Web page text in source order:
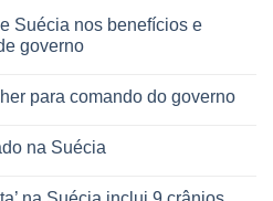
Suécia nos benefícios e
governo
para comando do governo
na Suécia